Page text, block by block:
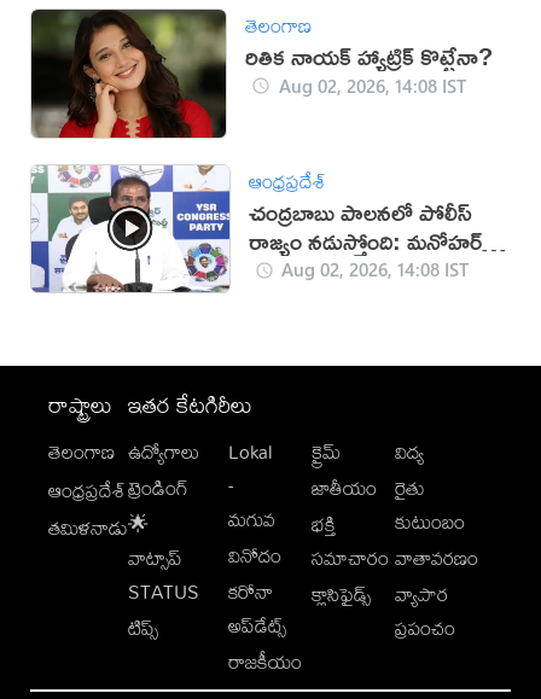
తెలంగాణ
రితిక నాయక్ హ్యాట్రిక్ కొట్టేనా?
Aug 02, 2026, 14:08 IST
ఆంధ్రప్రదేశ్
చంద్రబాబు పాలనలో పోలీస్
రాజ్యం నడుస్తోంది: మనోహర్
రెడ్డి Aug 02, 2026, 14:08 IST
రాష్ట్రాలు
తెలంగాణ
ఆంధ్రప్రదేశ్
తమిళనాడు
ఇతర కేటగిరీలు
ఉద్యోగాలు
ట్రెండింగ్
🌟
వాట్సాప్
STATUS
టిప్స్
Lokal
-
మగువ
వినోదం
కరోనా
అప్‌డేట్స్
రాజకీయం
క్రైమ్
జాతీయం
భక్తి
సమాచారం
క్లాసిఫైడ్స్
విద్య
రైతు
కుటుంబం
వాతావరణం
వ్యాపార
ప్రపంచం